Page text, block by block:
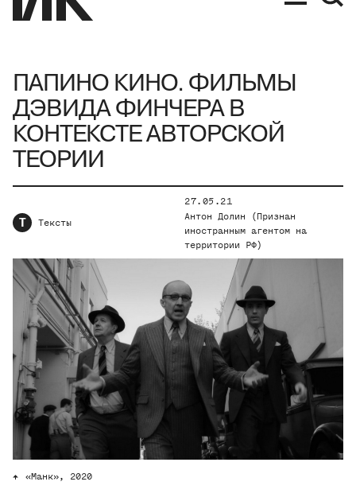
ПАПИНО КИНО. ФИЛЬМЫ
ДЭВИДА ФИНЧЕРА В
КОНТЕКСТЕ АВТОРСКОЙ
ТЕОРИИ
Т Тексты
27.05.21
Антон Долин (Признан
иностранным агентом на
территории РФ)
«Манк», 2020